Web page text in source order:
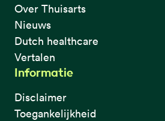
Over Thuisarts
Nieuws
Dutch healthcare
Vertalen
Informatie
Disclaimer
Toegankelijkheid